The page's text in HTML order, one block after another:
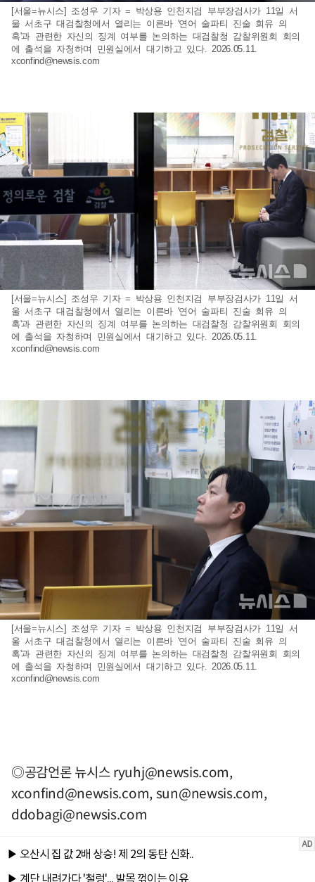
[서울=뉴시스] 조성우 기자 = 박상용 인천지검 부부장검사가 11일 서
울 서초구 대검찰청에서 열리는 이른바 '연어 술파티 진술 회유 의
혹'과 관련한 자신의 징계 여부를 논의하는 대검찰청 감찰위원회 회의
에 출석을 자청하며 민원실에서 대기하고 있다. 2026.05.11.
xconfind@newsis.com
[서울=뉴시스] 조성우 기자 = 박상용 인천지검 부부장검사가 11일 서
울 서초구 대검찰청에서 열리는 이른바 '연어 술파티 진술 회유 의
혹'과 관련한 자신의 징계 여부를 논의하는 대검찰청 감찰위원회 회의
에 출석을 자청하며 민원실에서 대기하고 있다. 2026.05.11.
xconfind@newsis.com
[서울=뉴시스] 조성우 기자 = 박상용 인천지검 부부장검사가 11일 서
울 서초구 대검찰청에서 열리는 이른바 '연어 술파티 진술 회유 의
혹'과 관련한 자신의 징계 여부를 논의하는 대검찰청 감찰위원회 회의
에 출석을 자청하며 민원실에서 대기하고 있다. 2026.05.11.
xconfind@newsis.com
◎공감언론 뉴시스ryuhj@newsis.com,
xconfind@newsis.com,sun@newsis.com,
ddobagi@newsis.com